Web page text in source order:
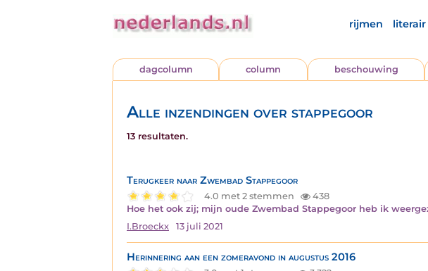
rijmen
dagcolumn column beschouwing
Alle inzendingen over stappegoor
13 resultaten.
Terugkeer naar Zwembad Stappegoor
4.0 met 2 stemmen
438
Hoe het ook zij; mijn oude Zwembad Stappegoor heb ik
I.Broeckx
13 juli 2021
Herinnering aan een zomeravond in augustus 2016